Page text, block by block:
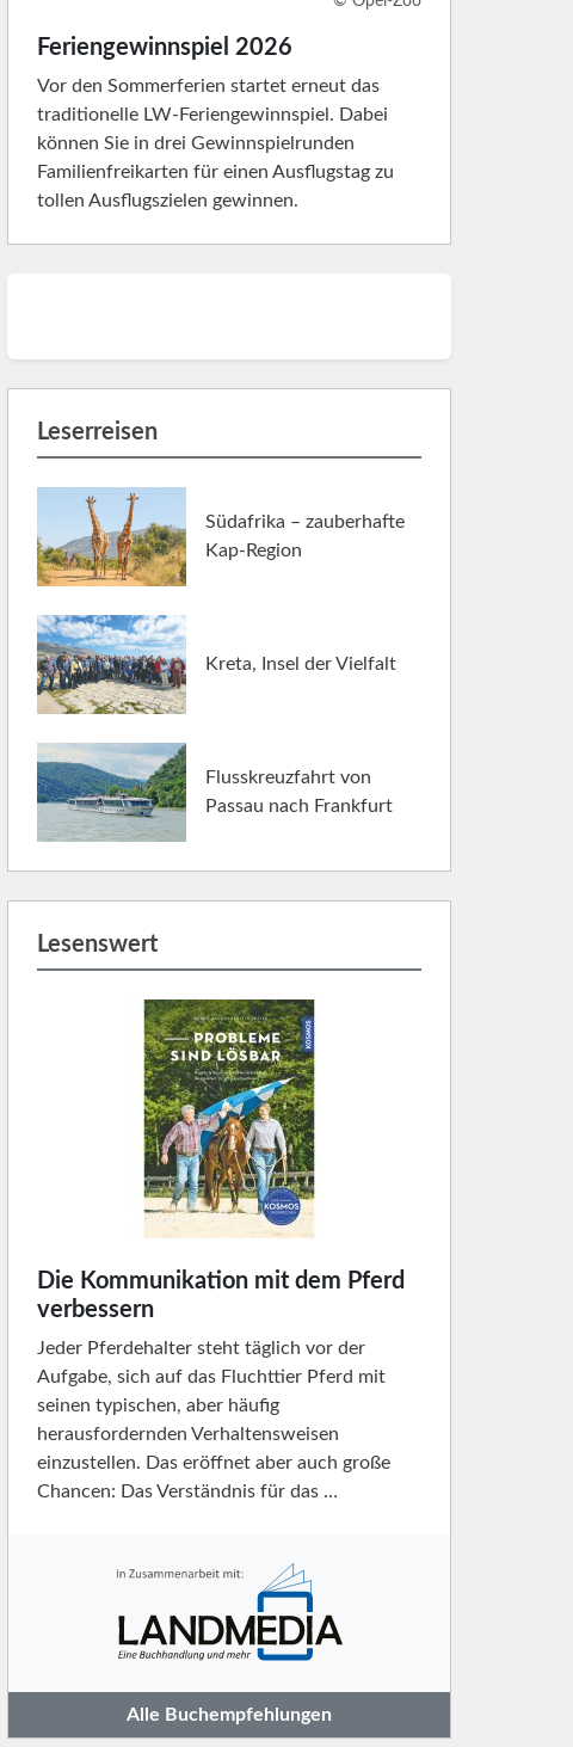
Feriengewinnspiel 2026
Vor den Sommerferien startet erneut das
traditionelle LW-Feriengewinnspiel. Dabei
können Sie in drei Gewinnspielrunden
Familienfreikarten für einen Ausflugstag zu
tollen Ausflugszielen gewinnen.
Leserreisen
Südafrika – zauberhafte
Kap-Region
Kreta, Insel der Vielfalt
Flusskreuzfahrt von
Passau nach Frankfurt
Lesenswert
Die Kommunikation mit dem Pferd
verbessern
Jeder Pferdehalter steht täglich vor der
Aufgabe, sich auf das Fluchttier Pferd mit
seinen typischen, aber häufig
herausfordernden Verhaltensweisen
einzustellen. Das eröffnet aber auch große
Chancen: Das Verständnis für das …
Alle Buchempfehlungen